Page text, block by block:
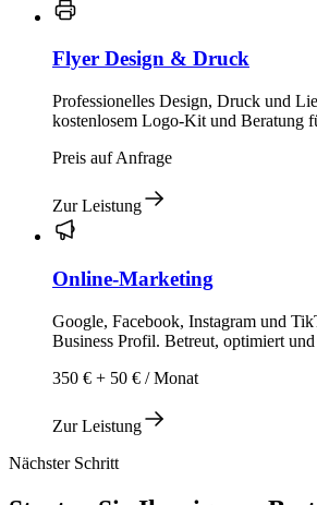
Flyer Design & Druck
Professionelles Design, Druck und
kostenlosem Logo-Kit und Beratung
Preis auf Anfrage
Zur Leistung
Online-Marketing
Google, Facebook, Instagram und
Business Profil. Betreut, optimiert
350 € + 50 € / Monat
Zur Leistung
Nächster Schritt